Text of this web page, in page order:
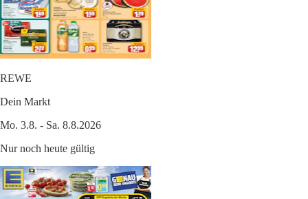
REWE
Dein Markt
Mo. 3.8. - Sa. 8.8.2026
Nur noch heute gültig